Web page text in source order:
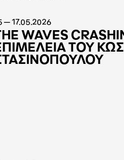
— 17.05.2026
WAVES
ΤΟΥ